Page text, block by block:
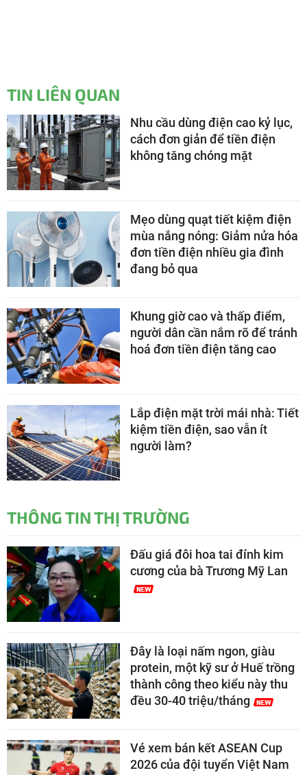
TIN LIÊN QUAN
Nhu cầu dùng điện cao kỷ lục,
cách đơn giản để tiền điện
không tăng chóng mặt
Mẹo dùng quạt tiết kiệm điện
mùa nắng nóng: Giảm nửa hóa
đơn tiền điện nhiều gia đình
đang bỏ qua
Khung giờ cao và thấp điểm,
người dân cần nắm rõ để tránh
hoá đơn tiền điện tăng cao
Lắp điện mặt trời mái nhà: Tiết
kiệm tiền điện, sao vẫn ít
người làm?
THÔNG TIN THỊ TRƯỜNG
Đấu giá đôi hoa tai đính kim
cương của bà Trương Mỹ Lan
Đây là loại nấm ngon, giàu
protein, một kỹ sư ở Huế trồng
thành công theo kiểu này thu
đều 30-40 triệu/tháng
Vé xem bán kết ASEAN Cup
2026 của đội tuyển Việt Nam